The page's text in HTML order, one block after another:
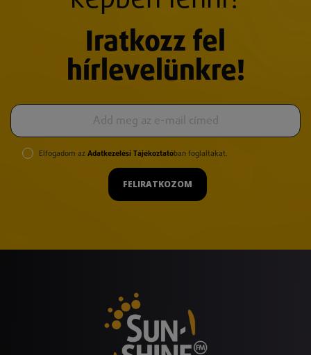
Iratkozz fel
hírlevelünkre!
Elfogadom az Adatkezelési Tájékoztatóban foglaltakat.
FELIRATKOZOM